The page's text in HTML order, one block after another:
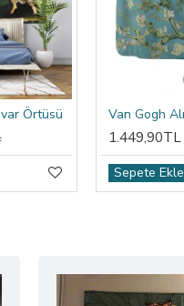
Örtüsü
1.449,90TL
Sepete Ekle